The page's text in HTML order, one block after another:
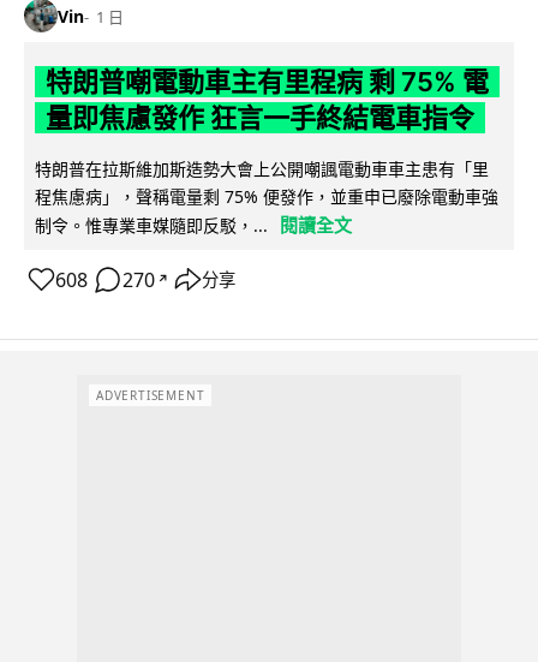
Vin 1 日
特朗普嘲電動車主有里程病 剩 75% 電
量即焦慮發作 狂言一手終結電車指令
特朗普在拉斯維加斯造勢大會上公開嘲諷電動車車主患有「里
程焦慮病」，聲稱電量剩 75% 便發作，並重申已廢除電動車強
制令。惟專業車媒隨即反駁，...
閱讀全文
608 270 ↗ 分享
ADVERTISEMENT